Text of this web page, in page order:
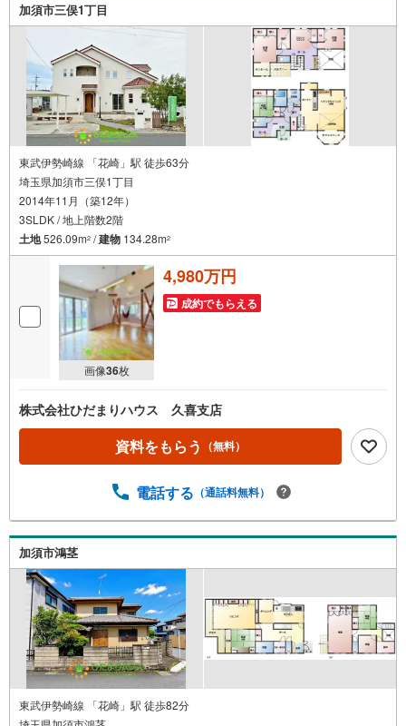
加須市三俣1丁目
東武伊勢崎線 「花崎」駅 徒歩63分
埼玉県加須市三俣1丁目
2014年11月（築12年）
3SLDK / 地上階数2階
土地526.09m2 /建物 134.28m2
画像36枚
4,980万円
成約でもらえる
株式会社ひだまりハウス 久喜支店
資料をもらう （無料）
電話する （通話料無料）
加須市鴻茎
東武伊勢崎線 「花崎」駅 徒歩82分